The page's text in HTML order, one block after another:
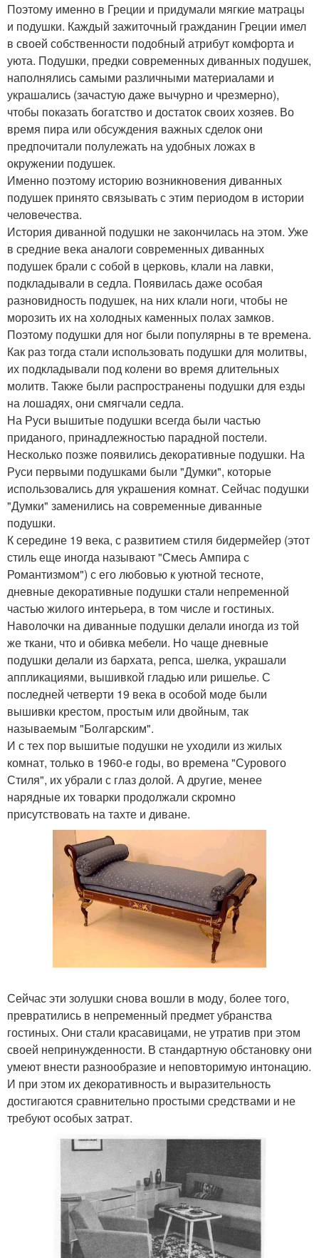
Поэтому именно в Греции и придумали мягкие матрацы
и подушки. Каждый зажиточный гражданин Греции имел
в своей собственности подобный атрибут комфорта и
уюта. Подушки, предки современных диванных подушек,
наполнялись самыми различными материалами и
украшались (зачастую даже вычурно и чрезмерно),
чтобы показать богатство и достаток своих хозяев. Во
время пира или обсуждения важных сделок они
предпочитали полулежать на удобных ложах в
окружении подушек.
Именно поэтому историю возникновения диванных
подушек принято связывать с этим периодом в истории
человечества.
История диванной подушки не закончилась на этом. Уже
в средние века аналоги современных диванных
подушек брали с собой в церковь, клали на лавки,
подкладывали в седла. Появилась даже особая
разновидность подушек, на них клали ноги, чтобы не
морозить их на холодных каменных полах замков.
Поэтому подушки для ног были популярны в те времена.
Как раз тогда стали использовать подушки для молитвы,
их подкладывали под колени во время длительных
молитв. Также были распространены подушки для езды
на лошадях, они смягчали седла.
На Руси вышитые подушки всегда были частью
приданого, принадлежностью парадной постели.
Несколько позже появились декоративные подушки. На
Руси первыми подушками были "Думки", которые
использовались для украшения комнат. Сейчас подушки
"Думки" заменились на современные диванные
подушки.
К середине 19 века, с развитием стиля бидермейер (этот
стиль еще иногда называют "Смесь Ампира с
Романтизмом") с его любовью к уютной тесноте,
дневные декоративные подушки стали непременной
частью жилого интерьера, в том числе и гостиных.
Наволочки на диванные подушки делали иногда из той
же ткани, что и обивка мебели. Но чаще дневные
подушки делали из бархата, репса, шелка, украшали
аппликациями, вышивкой гладью или ришелье. С
последней четверти 19 века в особой моде были
вышивки крестом, простым или двойным, так
называемым "Болгарским".
И с тех пор вышитые подушки не уходили из жилых
комнат, только в 1960-е годы, во времена "Сурового
Стиля", их убрали с глаз долой. А другие, менее
нарядные их товарки продолжали скромно
присутствовать на тахте и диване.
Сейчас эти золушки снова вошли в моду, более того,
превратились в непременный предмет убранства
гостиных. Они стали красавицами, не утратив при этом
своей непринужденности. В стандартную обстановку они
умеют внести разнообразие и неповторимую интонацию.
И при этом их декоративность и выразительность
достигаются сравнительно простыми средствами и не
требуют особых затрат.